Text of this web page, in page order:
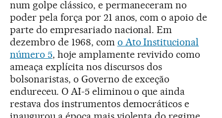
num golpe clássico, e permaneceram no
poder pela força por 21 anos, com o apoio de
parte do empresariado nacional. Em
dezembro de 1968, com o Ato Institucional
número 5, hoje amplamente revivido como
ameaça explícita nos discursos dos
bolsonaristas, o Governo de exceção
endureceu. O AI-5 eliminou o que ainda
restava dos instrumentos democráticos e